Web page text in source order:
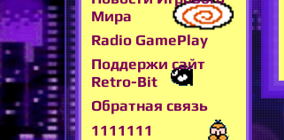
Мира
Radio GamePlay
Поддержи сайт
Retro-Bit
Обратная связь
1111111